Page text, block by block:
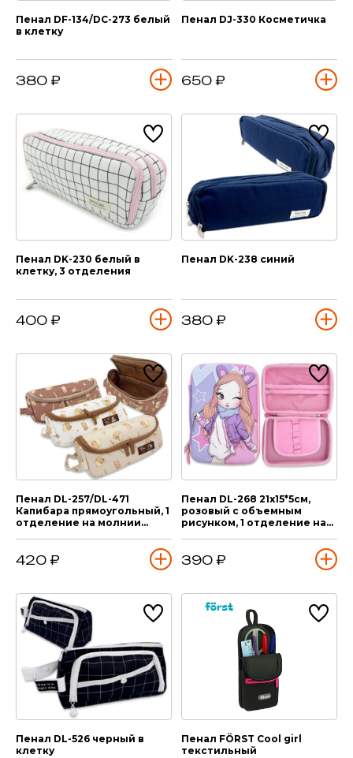
Пенал DF-134/DC-273 белый
в клетку
380 ₽
Пенал DJ-330 Косметичка
650 ₽
Пенал DK-230 белый в
клетку, 3 отделения
400 ₽
Пенал DK-238 синий
380 ₽
Пенал DL-257/DL-471
Капибара прямоугольный, 1
отделение на молнии
420 ₽
Пенал DL-268 21х15*5см,
розовый с объемным
рисунком, 1 отделение на
390 ₽
Пенал DL-526 черный в
клетку
Пенал FÖRST Cool girl
текстильный